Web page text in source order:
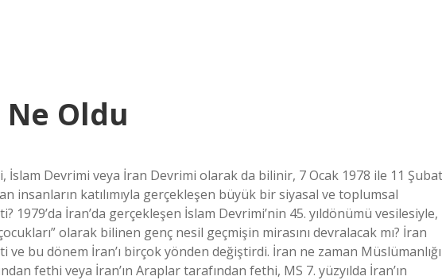
Oldu
İslam Devrimi veya İran Devrimi olarak da bilinir, 7 Ocak 1978 ile 11 Şubat
insanların katılımıyla gerçekleşen büyük bir siyasal ve toplumsal
1979’da İran’da gerçekleşen İslam Devrimi’nin 45. yıldönümü vesilesiyle,
olarak bilinen genç nesil geçmişin mirasını devralacak mı? İran
ve bu dönem İran’ı birçok yönden değiştirdi. İran ne zaman Müslümanlığı
fethi veya İran’ın Araplar tarafından fethi, MS 7. yüzyılda İran’ın